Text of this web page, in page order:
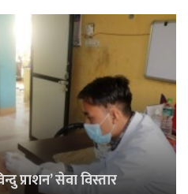
प्राशन’ सेवा विस्तार